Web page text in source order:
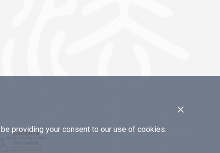
×
providing your consent to our use of cookies.